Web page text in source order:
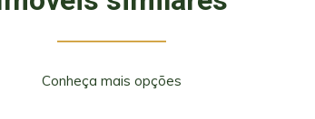
Conheça mais opções